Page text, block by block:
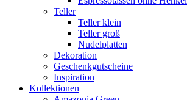
Teller
Teller klein
Teller groß
Nudelplatten
Dekoration
Geschenkgutscheine
Inspiration
Kollektionen